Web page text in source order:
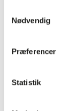
Nødvendig
Præferencer
Statistik
Fugt
Downloads